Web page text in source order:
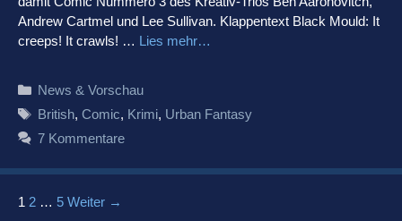
Andrew Cartmel und Lee Sullivan. Klappentext Black Mould: It
creeps! It crawls! … Lies mehr…
Kategorien
News & Vorschau
Schlagwörter
British, Comic, Krimi, Urban Fantasy
7 Kommentare
Beitrags-
1 2 … 5 Weiter →